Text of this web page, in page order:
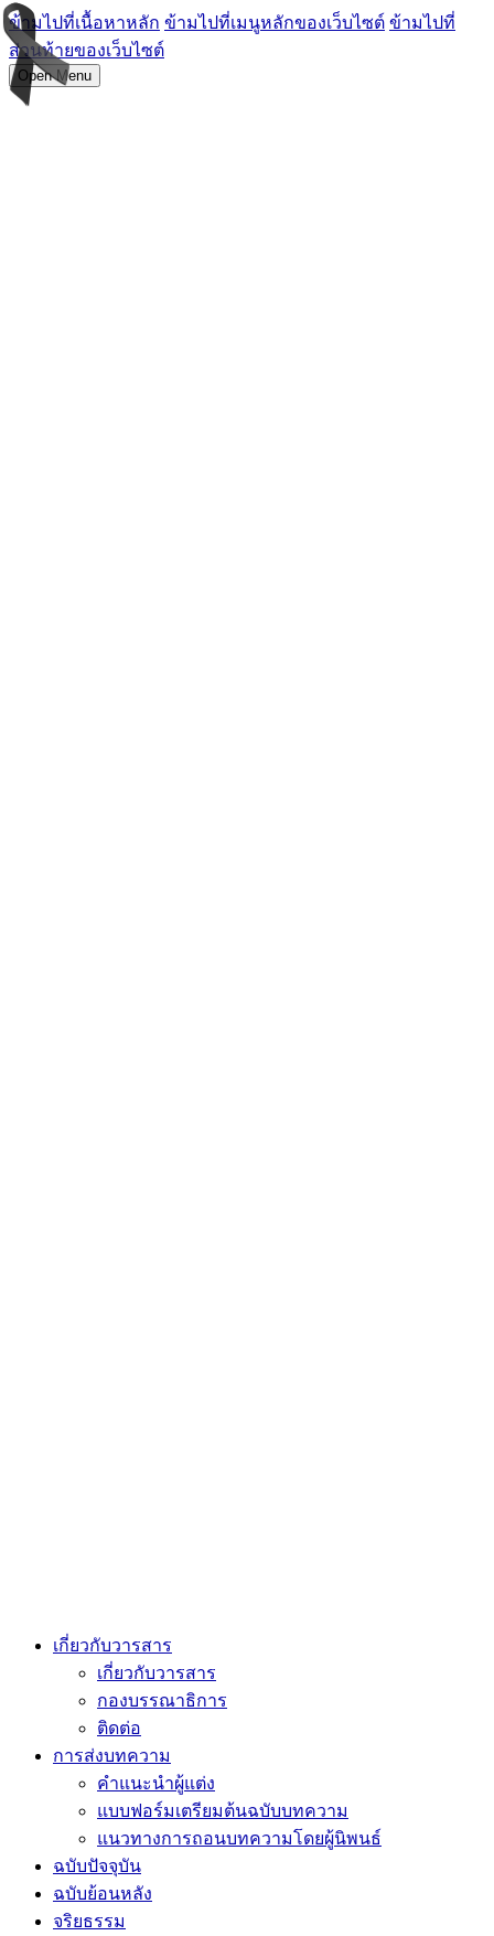
ข้ามไปที่เนื้อหาหลัก ข้ามไปที่เมนูหลักของเว็บไซต์ ข้ามไปที่
ส่วนท้ายของเว็บไซต์
Open Menu
เกี่ยวกับวารสาร
เกี่ยวกับวารสาร
กองบรรณาธิการ
ติดต่อ
การส่งบทความ
คำแนะนำผู้แต่ง
แบบฟอร์มเตรียมต้นฉบับบทความ
แนวทางการถอนบทความโดยผู้นิพนธ์
ฉบับปัจจุบัน
ฉบับย้อนหลัง
จริยธรรม